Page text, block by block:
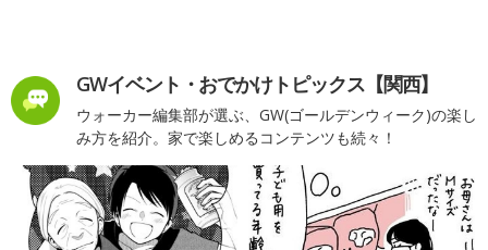
GWイベント・おでかけトピックス【関西】
ウォーカー編集部が選ぶ、GW(ゴールデンウィーク)の楽し
み方を紹介。家で楽しめるコンテンツも続々！